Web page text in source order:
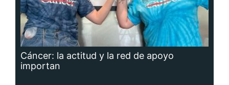
Cáncer: la actitud y la red de apoyo
importan